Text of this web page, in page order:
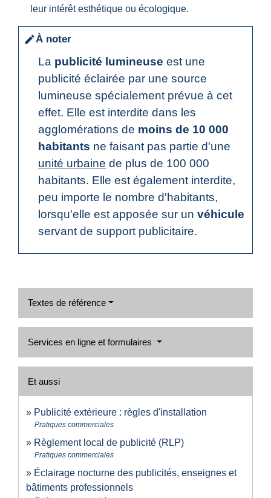
leur intérêt esthétique ou écologique.
editÀ noter
La publicité lumineuse est une
publicité éclairée par une source
lumineuse spécialement prévue à cet
effet. Elle est interdite dans les
agglomérations de moins de 10 000
habitants ne faisant pas partie d'une
unité urbaine de plus de 100 000
habitants. Elle est également interdite,
peu importe le nombre d'habitants,
lorsqu'elle est apposée sur un véhicule
servant de support publicitaire.
Textes de référence
Services en ligne et formulaires
Et aussi
Publicité extérieure : règles d'installation
Pratiques commerciales
Règlement local de publicité (RLP)
Pratiques commerciales
Éclairage nocturne des publicités, enseignes et
bâtiments professionnels